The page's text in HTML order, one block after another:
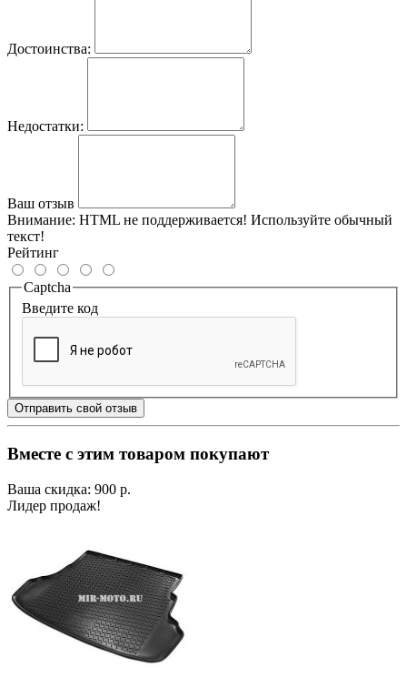
Достоинства:
Недостатки:
Ваш отзыв
Внимание: HTML не поддерживается! Используйте обычный
текст!
Рейтинг
Captcha
Введите код
Отправить свой отзыв
Вместе с этим товаром покупают
Ваша скидка: 900 р.
Лидер продаж!